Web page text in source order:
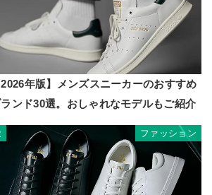
年版】メンズスニーカーのおすすめ
ンド30選。おしゃれなモデルもご紹介
ファッション